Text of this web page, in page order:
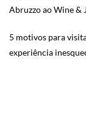
Abruzzo ao Wine &
5 motivos para
experiência